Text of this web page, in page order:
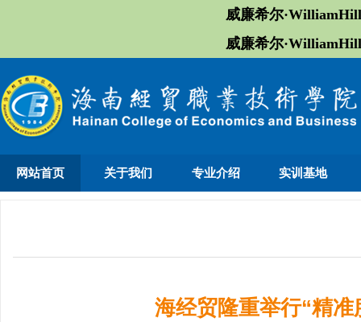
威廉希尔
威廉希尔
网站首页 关于我们 专业介绍 实训基地
海经贸隆重举行“精